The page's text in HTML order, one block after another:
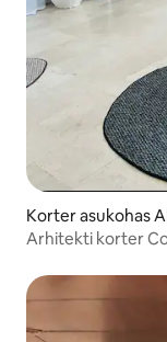
Korter asukohas
Arhitekti korter